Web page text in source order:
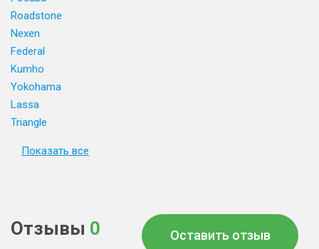
Roadstone
Nexen
Federal
Kumho
Yokohama
Lassa
Triangle
Показать все
Отзывы 0 Оставить отзыв